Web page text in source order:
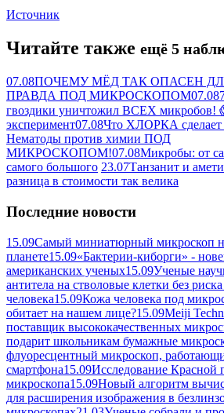
Источник
Читайте также ещё 5
07.08ПОЧЕМУ МЁД ТАК ОПАСЕН
ПРАВДА ПОД МИКРОСКОПОМ07.08
гвоздики уничтожил ВСЕХ микробов!
эксперимент07.08Что ХЛОРКА
Нематоды против химии ПОД
МИКРОСКОПОМ!07.08Микробы: от
самого большого 23.07Танзанит и
разница в стоимости так велика
Последние новости
15.09Самый миниатюрный микроскоп
планете15.09«Бактерии-киборги» -
американских ученых15.09Ученые
антитела на стволовые клетки без
человека15.09Кожа человека под
обитает на нашем лице?15.09Meiji
поставщик высококачественных
подарит школьникам бумажные
флуоресцентный микроскоп,
смартфона15.09Исследование
микроскопа15.09Новый алгоритм
для расширения изображения в